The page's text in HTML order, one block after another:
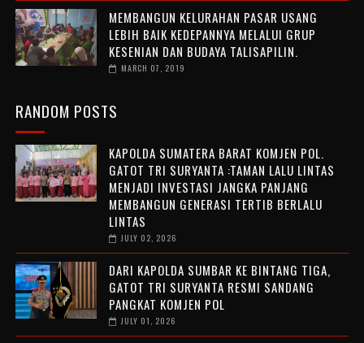
MEMBANGUN KELURAHAN PASAR USANG
LEBIH BAIK KEDEPANNYA MELALUI GRUP
KESENIAN DAN BUDAYA TALISAPILIN.
MARCH 07, 2019
RANDOM POSTS
KAPOLDA SUMATERA BARAT KOMJEN POL.
GATOT TRI SURYANTA :TAMAN LALU LINTAS
MENJADI INVESTASI JANGKA PANJANG
MEMBANGUN GENERASI TERTIB BERLALU
LINTAS
JULY 02, 2026
DARI KAPOLDA SUMBAR KE BINTANG TIGA,
GATOT TRI SURYANTA RESMI SANDANG
PANGKAT KOMJEN POL
JULY 01, 2026